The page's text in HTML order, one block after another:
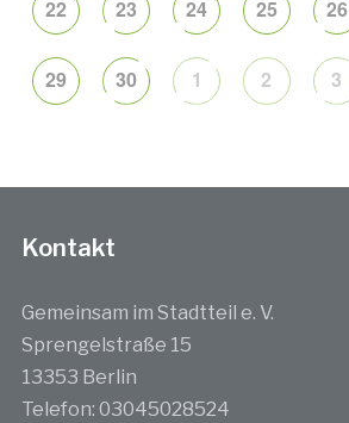
22 23 24 25 26
29 30 1 2 3
Kontakt
Gemeinsam im Stadtteil e. V.
Sprengelstraße 15
13353 Berlin
Telefon: 03045028524